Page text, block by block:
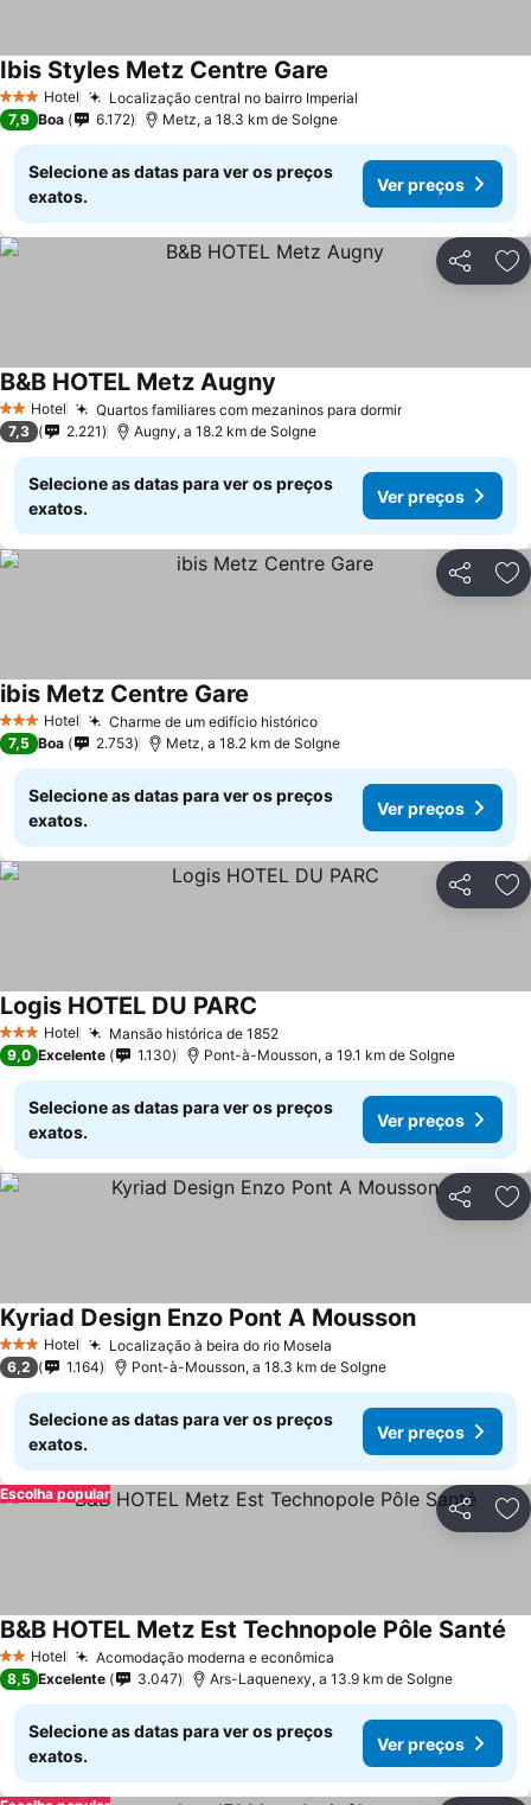
3 EstrelasHotel Localização central no bairro Imperial
Ibis Styles Metz Centre Gare
7,9 Boa 6.172 Metz, a 18.3 km de Solgne
Selecione as datas para ver os preços
exatos.
Ver preços
Partilhar
2 Estrelas
Hotel Quartos familiares com mezaninos para dormirVer preços
B&B HOTEL Metz Augny
7,3 2.221 Augny, a 18.2 km de Solgne
Selecione as datas para ver os preços
exatos.
Ver preços
Partilhar
3 EstrelasHotel Charme de um edifício históricoVer preços
ibis Metz Centre Gare
7,5 Boa 2.753 Metz, a 18.2 km de Solgne
Selecione as datas para ver os preços
exatos.
Ver preços
Partilhar
3 EstrelasHotel Mansão histórica de 1852Ver preços
Logis HOTEL DU PARC
9,0 Excelente 1.130 Pont-à-Mousson, a 19.1 km de Solgne
Selecione as datas para ver os preços
exatos.
Ver preços
Partilhar
3 EstrelasHotel Localização à beira do rio Mosela
Kyriad Design Enzo Pont A MoussonVer preços
6,2 1.164 Pont-à-Mousson, a 18.3 km de Solgne
Selecione as datas para ver os preços
exatos.
Ver preços
Partilhar
Escolha popular
2 Estrelas
Hotel Acomodação moderna e econômica
B&B HOTEL Metz Est Technopole Pôle Santé
8,5 Excelente 3.047 Ars-Laquenexy, a 13.9 km de Solgne
Selecione as datas para ver os preços
exatos.
Ver preços